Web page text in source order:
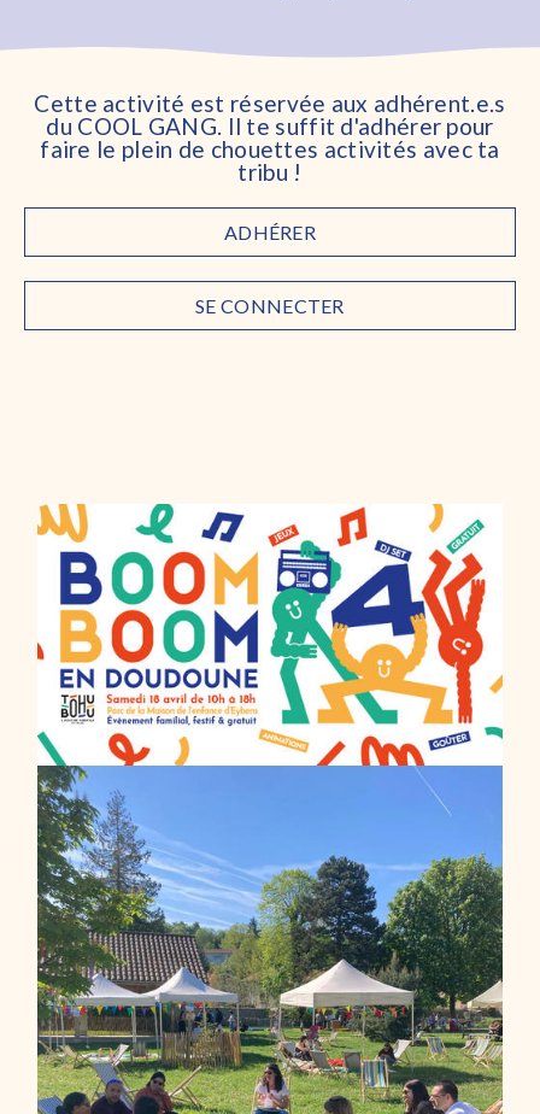
Cette activité est réservée aux adhérent.e.s
du COOL GANG. Il te suffit d'adhérer pour
faire le plein de chouettes activités avec ta
tribu !
ADHÉRER
SE CONNECTER